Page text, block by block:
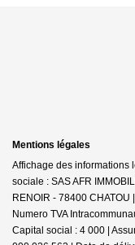
Mentions légales
Affichage des informations
sociale : SAS AFR
RENOIR - 78400
Numero TVA
Capital social : 4 000 |